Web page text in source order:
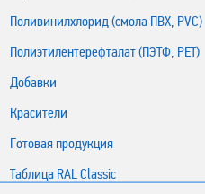
Поливинилхлорид (смола ПВХ, PVC)
Полиэтилентерефталат (ПЭТФ, PET)
Добавки
Красители
Готовая продукция
Таблица RAL Classic